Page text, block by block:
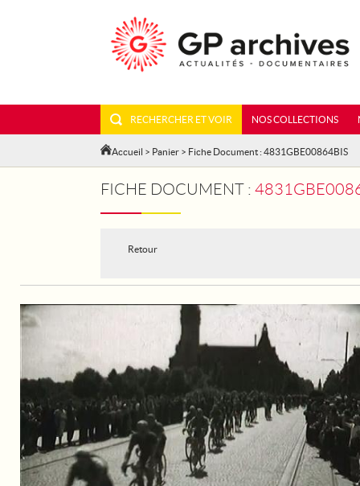
RECHERCHER ET VOIR NOS COLLECTIONS
Accueil > Panier > Fiche Document : 4831GBE00864BIS
FICHE DOCUMENT :
Retour